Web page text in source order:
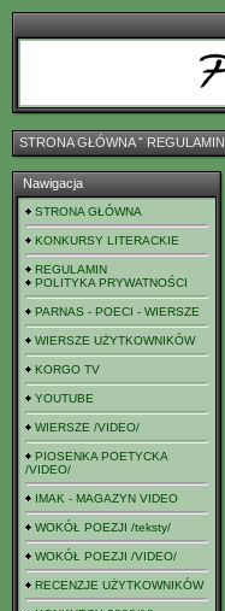
STRONA GŁÓWNAˇ REGULAMIN
Nawigacja
STRONA GŁÓWNA
KONKURSY LITERACKIE
REGULAMIN
POLITYKA PRYWATNOŚCI
PARNAS - POECI - WIERSZE
WIERSZE UŻYTKOWNIKÓW
KORGO TV
YOUTUBE
WIERSZE /VIDEO/
PIOSENKA POETYCKA
/VIDEO/
IMAK - MAGAZYN VIDEO
WOKÓŁ POEZJI /teksty/
WOKÓŁ POEZJI /VIDEO/
RECENZJE UŻYTKOWNIKÓW